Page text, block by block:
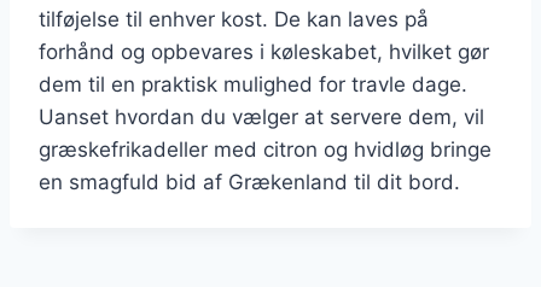
tilføjelse til enhver kost. De kan laves på
forhånd og opbevares i køleskabet, hvilket gør
dem til en praktisk mulighed for travle dage.
Uanset hvordan du vælger at servere dem, vil
græskefrikadeller med citron og hvidløg bringe
en smagfuld bid af Grækenland til dit bord.